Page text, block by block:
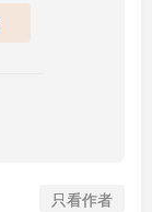
只看作者